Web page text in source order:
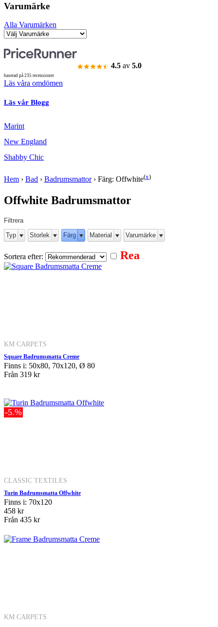
Varumärke
Alla Varumärken
4.5 av 5.0
baserad på 235 recensioner
Läs våra omdömen
Läs vår Blogg
Marint
New England
Shabby Chic
Hem › Bad › Badrumsmattor› Färg: Offwhite(x)
Offwhite Badrumsmattor
Filtrera
Typ
Storlek Färg Material Varumärke
Sortera efter: Rea
KM CARPETS
Square Badrumsmatta Creme
Finns i: 50x80, 70x120, Ø 80
Från 319 kr
-5.%
CLASSIC TEXTILES
Turin Badrumsmatta Offwhite
Finns i: 70x120
458 kr
Från 435 kr
KM CARPETS